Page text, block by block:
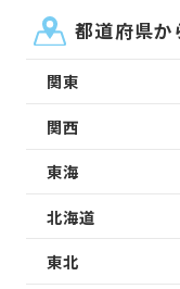
都道府県か
関東
関西
東海
北海道
東北